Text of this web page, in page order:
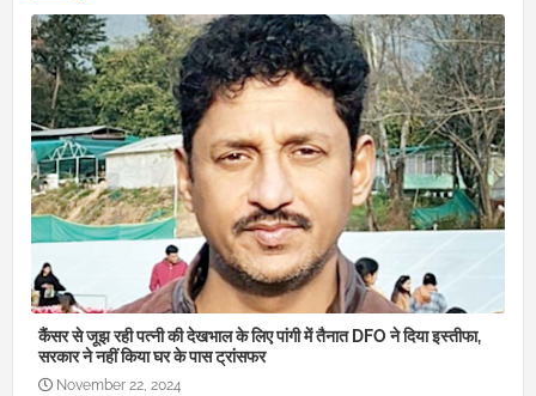
कैंसर से जूझ रही पत्नी की देखभाल के लिए पांगी में तैनात DFO ने दिया इस्तीफा,
सरकार ने नहीं किया घर के पास ट्रांसफर
November 22, 2024